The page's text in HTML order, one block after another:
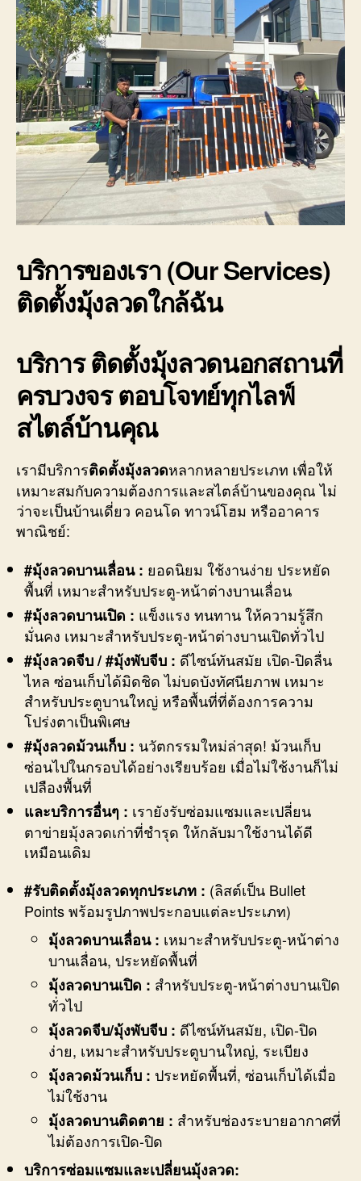
บริการของเรา (Our Services)
ติดตั้งมุ้งลวดใกล้ฉัน
บริการติดตั้งมุ้งลวดนอกสถานที่
ครบวงจร ตอบโจทย์ทุกไลฟ์
สไตล์บ้านคุณ
เรามีบริการติดตั้งมุ้งลวดหลากหลายประเภท เพื่อให้
เหมาะสมกับความต้องการและสไตล์บ้านของคุณ ไม่
ว่าจะเป็นบ้านเดี่ยว คอนโด ทาวน์โฮม หรืออาคาร
พาณิชย์:
#มุ้งลวดบานเลื่อน : ยอดนิยม ใช้งานง่าย ประหยัด
พื้นที่ เหมาะสำหรับประตู-หน้าต่างบานเลื่อน
#มุ้งลวดบานเปิด : แข็งแรง ทนทาน ให้ความรู้สึก
มั่นคง เหมาะสำหรับประตู-หน้าต่างบานเปิดทั่วไป
#มุ้งลวดจีบ / #มุ้งพับจีบ : ดีไซน์ทันสมัย เปิด-ปิดลื่น
ไหล ซ่อนเก็บได้มิดชิด ไม่บดบังทัศนียภาพ เหมาะ
สำหรับประตูบานใหญ่ หรือพื้นที่ที่ต้องการความ
โปร่งตาเป็นพิเศษ
#มุ้งลวดม้วนเก็บ : นวัตกรรมใหม่ล่าสุด! ม้วนเก็บ
ซ่อนไปในกรอบได้อย่างเรียบร้อย เมื่อไม่ใช้งานก็ไม่
เปลืองพื้นที่
และบริการอื่นๆ : เรายังรับซ่อมแซมและเปลี่ยน
ตาข่ายมุ้งลวดเก่าที่ชำรุด ให้กลับมาใช้งานได้ดี
เหมือนเดิม
#รับติดตั้งมุ้งลวดทุกประเภท : (ลิสต์เป็น Bullet
Points พร้อมรูปภาพประกอบแต่ละประเภท)
มุ้งลวดบานเลื่อน : เหมาะสำหรับประตู-หน้าต่าง
บานเลื่อน, ประหยัดพื้นที่
มุ้งลวดบานเปิด : สำหรับประตู-หน้าต่างบานเปิด
ทั่วไป
มุ้งลวดจีบ/มุ้งพับจีบ : ดีไซน์ทันสมัย, เปิด-ปิด
ง่าย, เหมาะสำหรับประตูบานใหญ่, ระเบียง
มุ้งลวดม้วนเก็บ : ประหยัดพื้นที่, ซ่อนเก็บได้เมื่อ
ไม่ใช้งาน
มุ้งลวดบานติดตาย : สำหรับช่องระบายอากาศที่
ไม่ต้องการเปิด-ปิด
บริการซ่อมแซมและเปลี่ยนมุ้งลวด: